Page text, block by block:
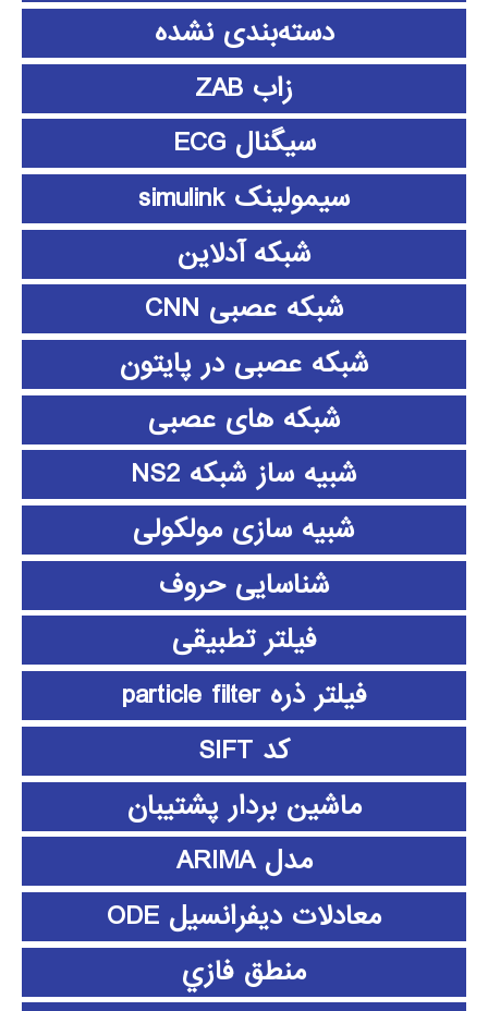
دسته‌بندی نشده
زاب ZAB
سیگنال ECG
سیمولینک simulink
شبکه آدلاین
شبکه عصبی CNN
شبکه عصبی در پایتون
شبکه های عصبی
شبیه ساز شبکه NS2
شبیه سازی مولکولی
شناسایی حروف
فیلتر تطبیقی
فیلتر ذره particle filter
کد SIFT
ماشین بردار پشتیبان
مدل ARIMA
معادلات دیفرانسیل ODE
منطق فازي